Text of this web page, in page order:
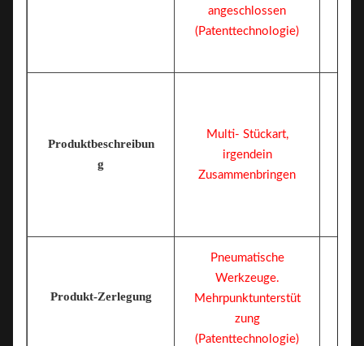
angeschlossen
(Patenttechnologie)
Produktbeschreibun
g
Multi- Stückart,
irgendein
Zusammenbringen
Produkt-Zerlegung
Pneumatische
Werkzeuge.
Mehrpunktunterstüt
zung
(Patenttechnologie)